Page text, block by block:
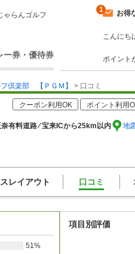
ゃらんゴルフ
ー券・優待券
お得
1
こんにち
ポイント
倶楽部 【ＰＧＭ】 > 口コミ
クーポン利用OK ポイント利用
奈有料道路 ⁄ 宝来ICから25km以内 地
レイアウト 口コミ
51%
項目別評価